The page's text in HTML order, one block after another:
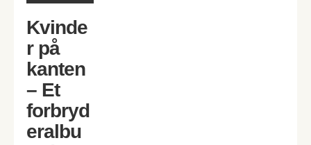
Kvinde
r på
kanten
– Et
forbryd
eralbu